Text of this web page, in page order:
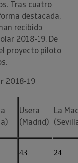
Tras cuatro
destacada,
recibido
2018-19. De
proyecto piloto
2018-19
Usera
(Madrid)
La
43 24